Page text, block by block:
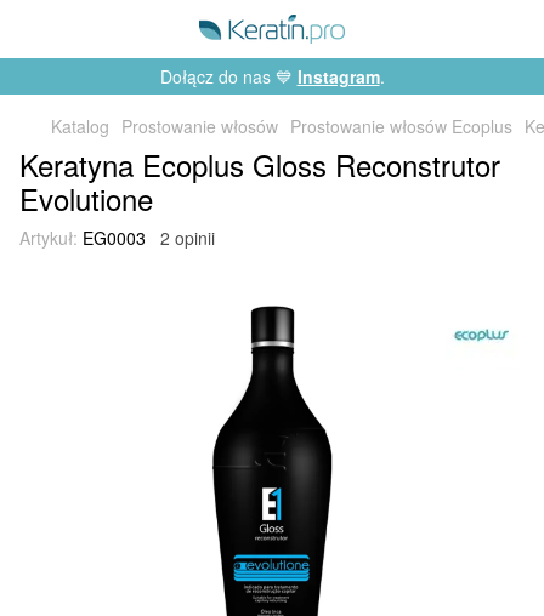
Dołącz do nas 💙 Instagram.
Katalog Prostowanie włosów Prostowanie włosów Ecoplus
Keratyna Ecoplus Gloss Reconstrutor
Evolutione
Artykuł: EG0003 2 opinii